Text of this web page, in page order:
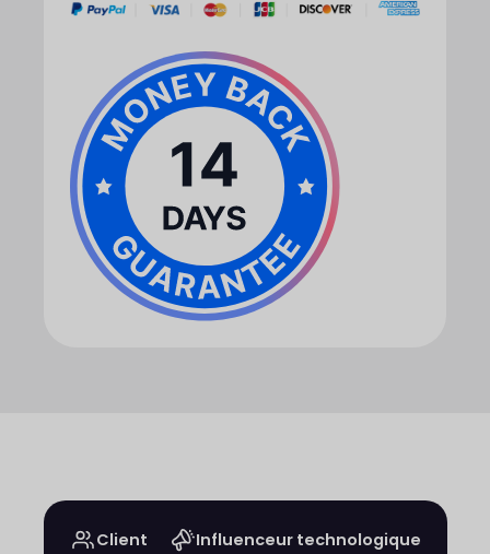
Client Influenceur technologique